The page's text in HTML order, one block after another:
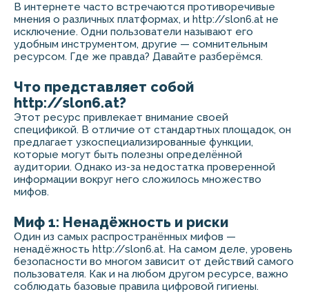
В интернете часто встречаются противоречивые
мнения о различных платформах, и http://slon6.at не
исключение. Одни пользователи называют его
удобным инструментом, другие — сомнительным
ресурсом. Где же правда? Давайте разберёмся.
Что представляет собой
http://slon6.at?
Этот ресурс привлекает внимание своей
спецификой. В отличие от стандартных площадок, он
предлагает узкоспециализированные функции,
которые могут быть полезны определённой
аудитории. Однако из-за недостатка проверенной
информации вокруг него сложилось множество
мифов.
Миф 1: Ненадёжность и риски
Один из самых распространённых мифов —
ненадёжность http://slon6.at. На самом деле, уровень
безопасности во многом зависит от действий самого
пользователя. Как и на любом другом ресурсе, важно
соблюдать базовые правила цифровой гигиены.